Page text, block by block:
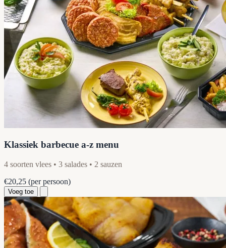
Klassiek barbecue a-z menu
4 soorten vlees • 3 salades • 2 sauzen
€20,25 (per persoon)
Voeg toe